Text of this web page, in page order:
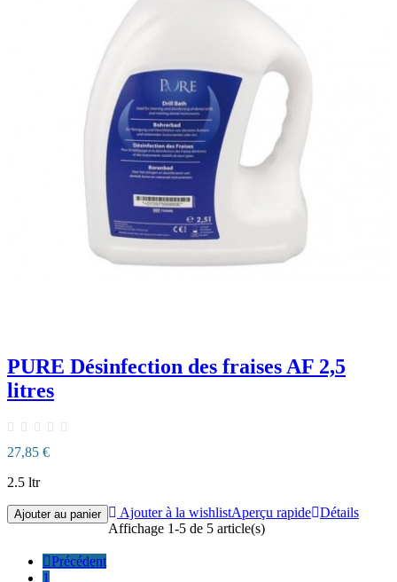
PURE Désinfection des fraises AF 2,5
litres
27,85 €
2.5 ltr
Ajouter au panier Ajouter à la wishlistAperçu rapide Détails
Affichage 1-5 de 5 article(s)
Précédent
1